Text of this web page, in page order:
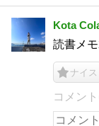
Kota
読書メ
ナイス
コメン